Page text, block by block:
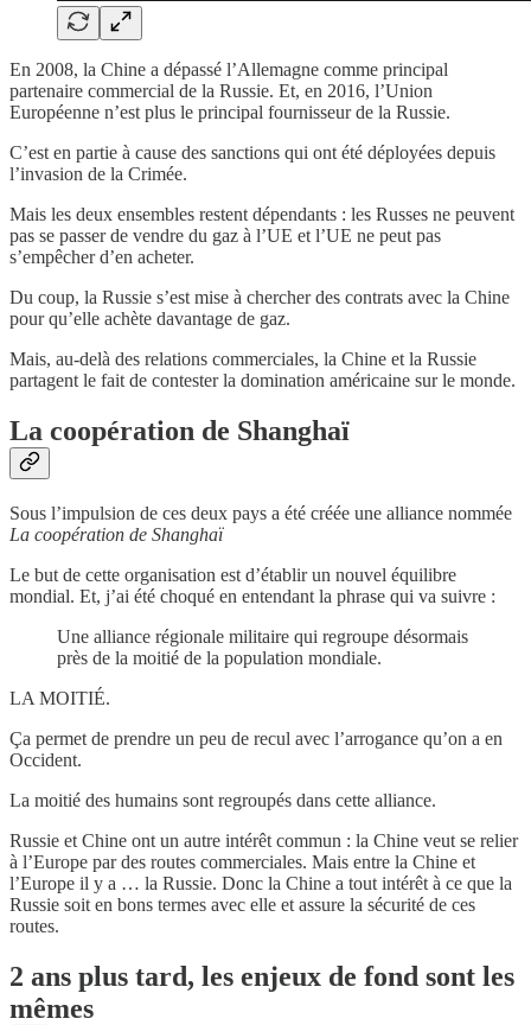
En 2008, la Chine a dépassé l’Allemagne comme principal
partenaire commercial de la Russie. Et, en 2016, l’Union
Européenne n’est plus le principal fournisseur de la Russie.
C’est en partie à cause des sanctions qui ont été déployées depuis
l’invasion de la Crimée.
Mais les deux ensembles restent dépendants : les Russes ne peuvent
pas se passer de vendre du gaz à l’UE et l’UE ne peut pas
s’empêcher d’en acheter.
Du coup, la Russie s’est mise à chercher des contrats avec la Chine
pour qu’elle achète davantage de gaz.
Mais, au-delà des relations commerciales, la Chine et la Russie
partagent le fait de contester la domination américaine sur le monde.
La coopération de Shanghaï
Sous l’impulsion de ces deux pays a été créée une alliance nommée
La coopération de Shanghaï
Le but de cette organisation est d’établir un nouvel équilibre
mondial. Et, j’ai été choqué en entendant la phrase qui va suivre :
Une alliance régionale militaire qui regroupe désormais
près de la moitié de la population mondiale.
LA MOITIÉ.
Ça permet de prendre un peu de recul avec l’arrogance qu’on a en
Occident.
La moitié des humains sont regroupés dans cette alliance.
Russie et Chine ont un autre intérêt commun : la Chine veut se relier
à l’Europe par des routes commerciales. Mais entre la Chine et
l’Europe il y a … la Russie. Donc la Chine a tout intérêt à ce que la
Russie soit en bons termes avec elle et assure la sécurité de ces
routes.
2 ans plus tard, les enjeux de fond sont les
mêmes